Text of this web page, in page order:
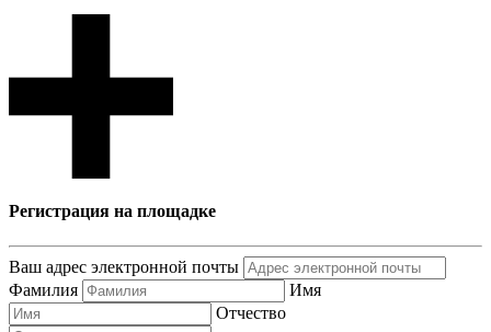
Регистрация на площадке
Ваш адрес электронной почты
Фамилия
Имя
Отчество